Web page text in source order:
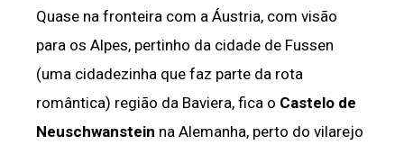
Quase na fronteira com a Áustria, com visão
para os Alpes, pertinho da cidade de Fussen
(uma cidadezinha que faz parte da rota
romântica) região da Baviera, fica o Castelo de
Neuschwanstein na Alemanha, perto do vilarejo